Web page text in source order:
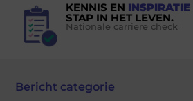
KENNIS EN INSPIRATIE
STAP IN HET LEVEN.
Nationale carriere check
Bericht categorie